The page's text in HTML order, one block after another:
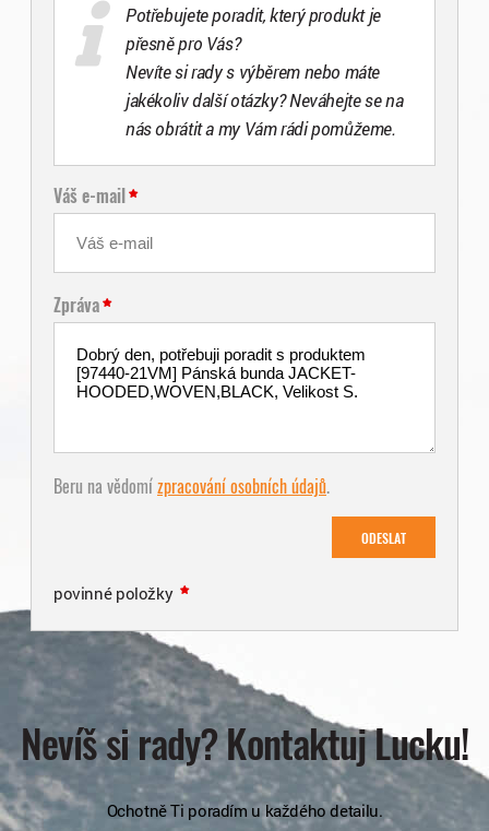
Potřebujete poradit, který produkt je
přesně pro Vás?
Nevíte si rady s výběrem nebo máte
jakékoliv další otázky? Neváhejte se na
nás obrátit a my Vám rádi pomůžeme.
Váš e-mail
Zpráva
Beru na vědomízpracování osobních údajů.
ODESLAT
povinné položky
Nevíš si rady? Kontaktuj Lucku!
Ochotně Ti poradím u každého detailu.